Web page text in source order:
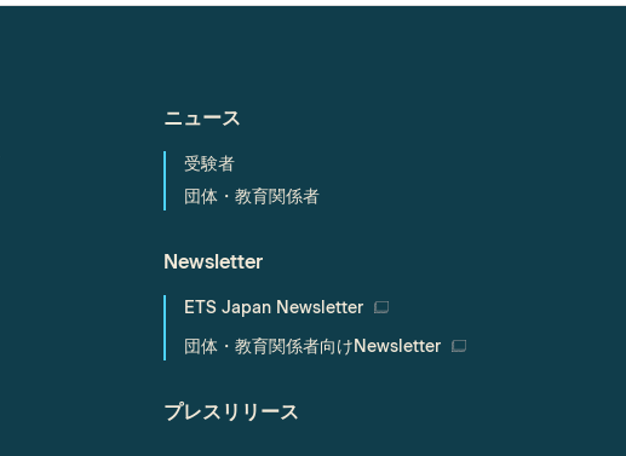
ニュース
受験者
団体・教育関係者
Newsletter
ETS Japan Newsletter
団体・教育関係者向けNewsletter
プレスリリース